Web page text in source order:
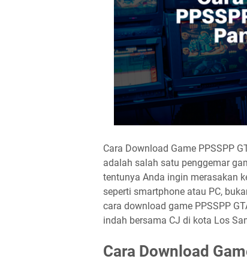
Cara Download Game PPSSPP
adalah salah satu penggemar
tentunya Anda ingin merasakan
seperti smartphone atau PC,
cara download game PPSSPP
indah bersama CJ di kota Los
Cara Download